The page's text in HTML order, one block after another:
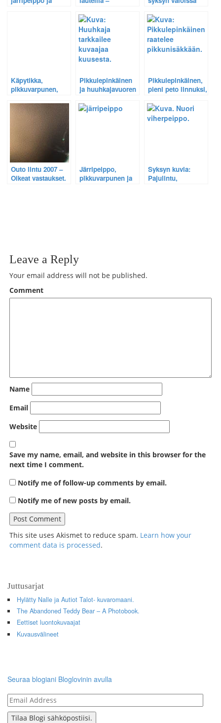
tilannekuva 65
– Järripeippo ja
varpunen.
Käpytikka,
pikkuvarpunen,
Syksyn valot ja
Pikkulepinkäinen
ja huuhkajavuoren
Pikkulepinkäinen,
pieni peto linnuksi,
Outo lintu 2007 –
Oikeat vastaukset.
Järripeippo,
pikkuvarpunen ja
Syksyn kuvia:
Pajulintu,
Leave a Reply
Your email address will not be published.
Comment
Name
Email
Website
Save my name, email, and website in this browser for the
next time I comment.
Notify me of follow-up comments by email.
Notify me of new posts by email.
This site uses Akismet to reduce spam. Learn how your
comment data is processed.
Juttusarjat
Hylätty Nalle ja Autiot Talot- kuvaromaani.
The Abandoned Teddy Bear – A Photobook.
Eettiset luontokuvaajat
Kuvausvälineet
Seuraa blogiani Bloglovinin avulla
Email
Address
Tilaa Blogi sähköpostiisi.